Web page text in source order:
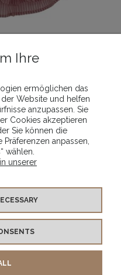
Ihre
ermöglichen das
Website und helfen
anzupassen. Sie
Cookies akzeptieren
Sie können die
anpassen,
wählen.
unserer